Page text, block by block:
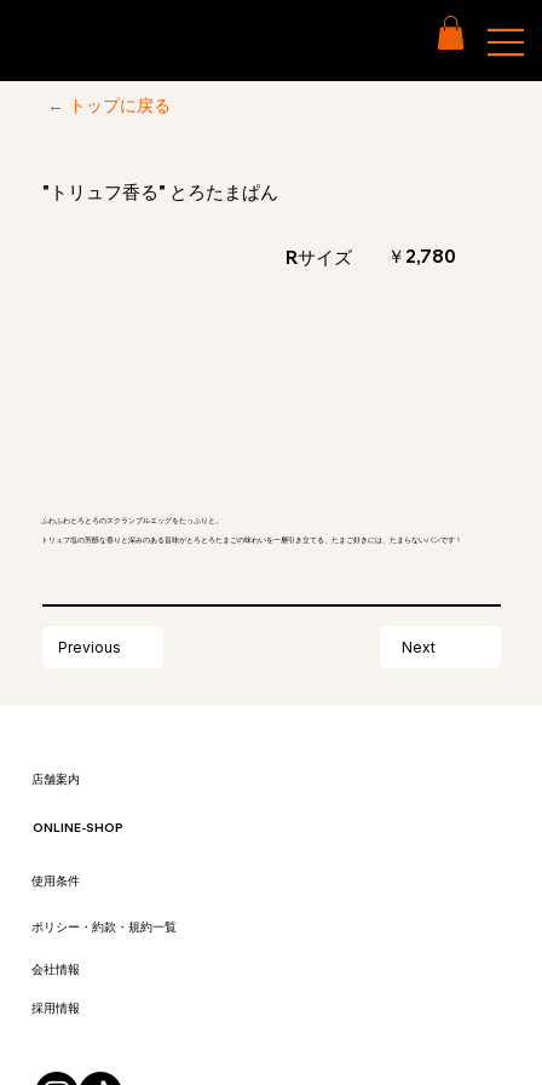
← トップに戻る
"トリュフ香る" とろたまぱん
￥2,780
Rサイズ
ふわふわとろとろのスクランブルエッグをたっぷりと。
トリュフ塩の芳醇な香りと深みのある旨味がとろとろたまごの味わいを一層引き立てる、たまご好きには、たまらないパンです！
Previous Next
​店舗案内
ONLINE-SHOP
​使用条件
ポリシー・約款・規約一覧
会社情報
​採用情報